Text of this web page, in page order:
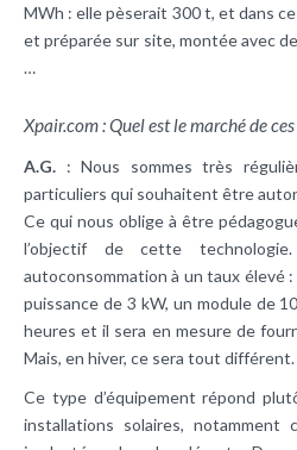
MWh : elle pèserait 300 t, et dans
et préparée sur site, montée avec
…
Xpair.com : Quel est le marché de
A.G. : Nous sommes très
particuliers qui souhaitent être
Ce qui nous oblige à être
l’objectif de cette
autoconsommation à un taux élevé
puissance de 3 kW, un module de
heures et il sera en mesure de
Mais, en hiver, ce sera tout différent.
Ce type d’équipement répond
installations solaires, notamment